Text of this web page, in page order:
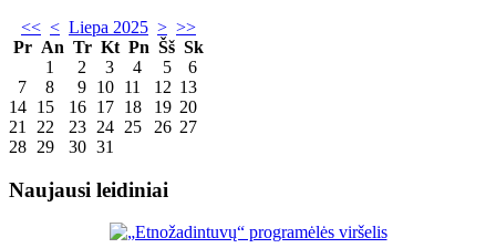
<< < Liepa 2025 > >>
Pr An Tr Kt Pn Šš Sk
1
2 3 4 5
6
7
8 9 10 11 12 13
14 15 16 17 18 19 20
21
22 23 24 25 26 27
28 29 30 31
Naujausi leidiniai